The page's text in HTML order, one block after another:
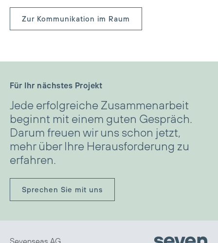
Zur Kommunikation im Raum
Für Ihr nächstes Projekt
Jede erfolgreiche Zusammenarbeit
beginnt mit einem guten Gespräch.
Darum freuen wir uns schon jetzt,
mehr über Ihre Herausforderung zu
erfahren.
Sprechen Sie mit uns
Sevenseas AG